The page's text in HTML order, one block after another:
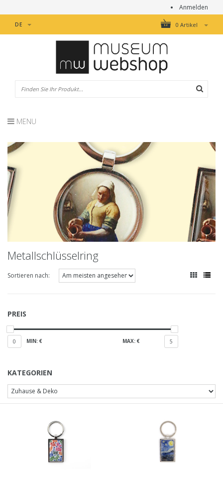
Anmelden
0 Artikel
DE
MENU
Metallschlüsselring
Sortieren nach:
PREIS
0 MIN: € MAX: € 5
KATEGORIEN